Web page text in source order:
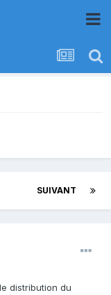
SUIVANT
distribution du